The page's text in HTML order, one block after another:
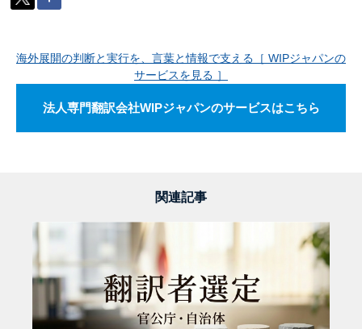
海外展開の判断と実行を、言葉と情報で支える［ WIPジャパンの
サービスを見る ］
法人専門翻訳会社WIPジャパンのサービスはこちら
関連記事